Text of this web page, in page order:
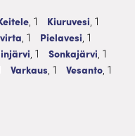
1 palvelua
, 1 Taksi
Kiuruvesi 1
, 1
1 palvelua
, 1 Taksi
Pielavesi 1 palvelua
, 1
1 palvelua
, 1 Taksi
Sonkajärvi 1
, 1
palvelua
Taksi
Varkaus 1 palvelua
, 1 Taksi
Vesanto1, 1